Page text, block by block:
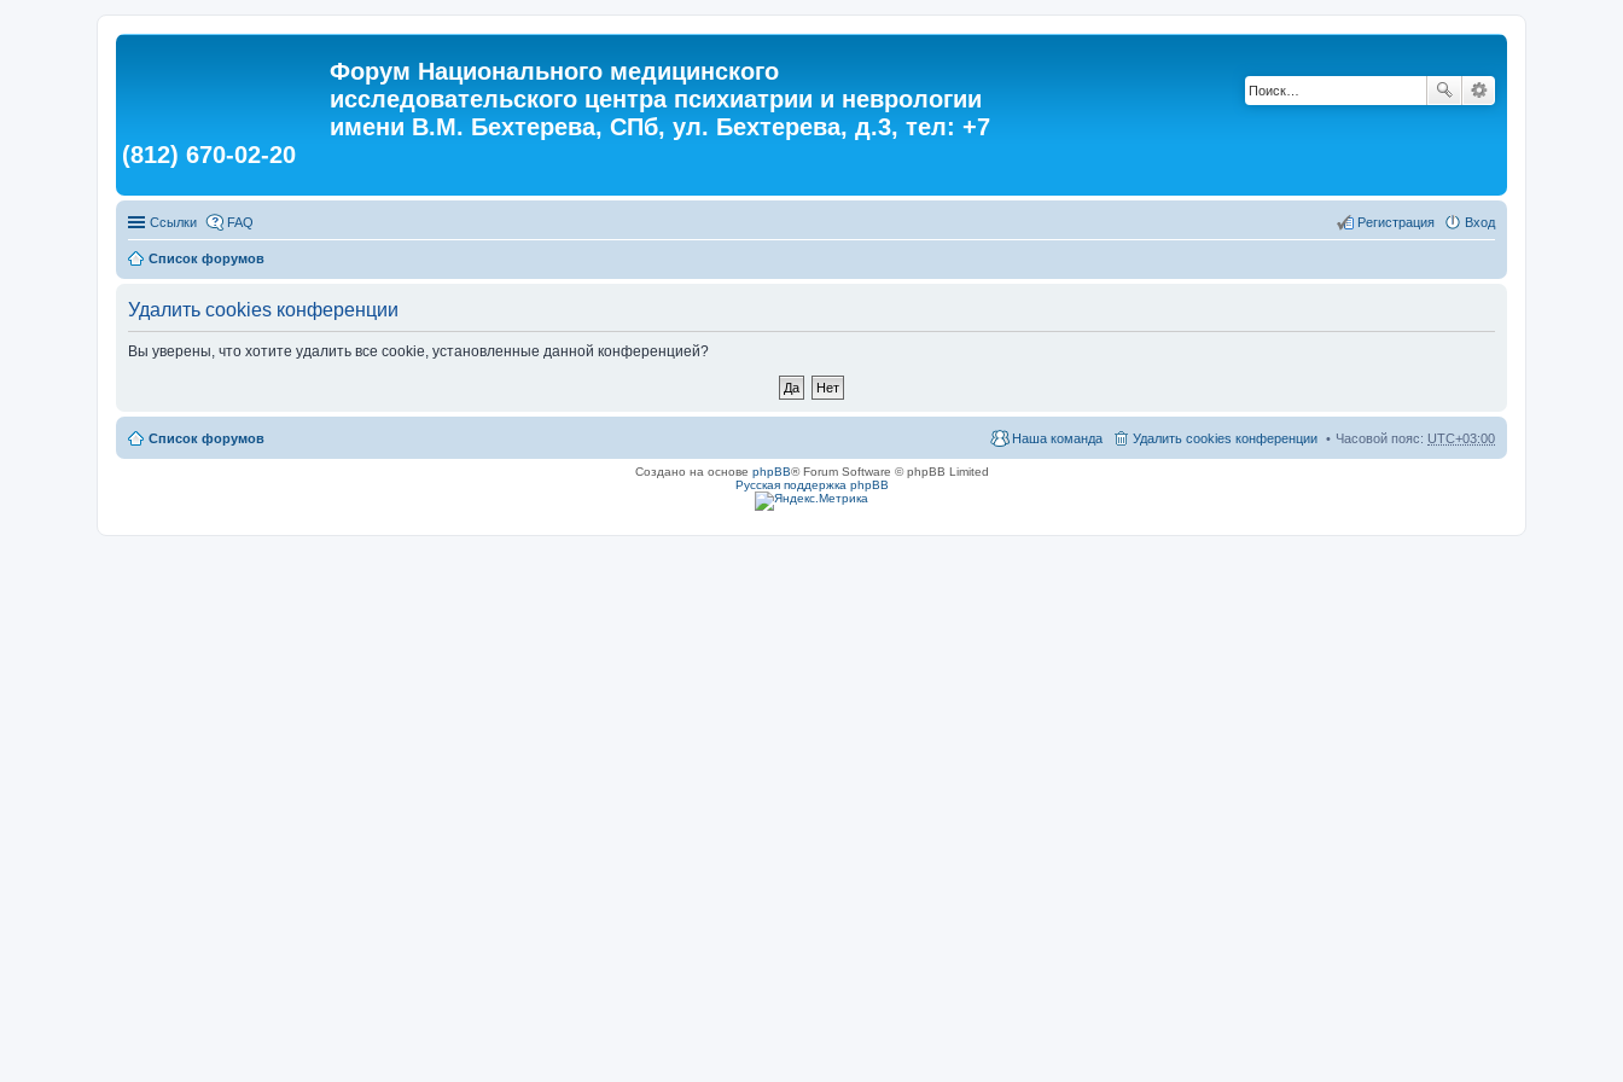
Форум Национального медицинского
исследовательского центра психиатрии и неврологии
имени В.М. Бехтерева, СПб, ул. Бехтерева, д.3, тел: +7
(812) 670-02-20
Ссылки FAQ Вход
Регистрация
Список форумов
Удалить cookies конференции
Вы уверены, что хотите удалить все cookie, установленные данной конференцией?
Список форумов Часовой пояс: UTC+03:00
Удалить cookies конференции
Наша команда
Создано на основе phpBB® Forum Software © phpBB Limited
Русская поддержка phpBB